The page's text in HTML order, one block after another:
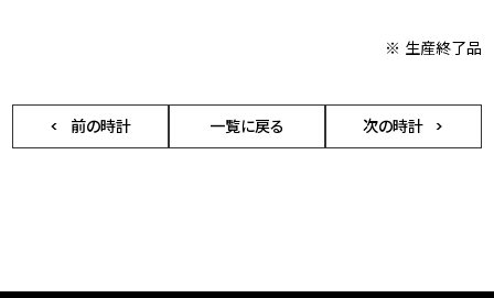
※ 生産終了品
前の時計 一覧に戻る 次の時計